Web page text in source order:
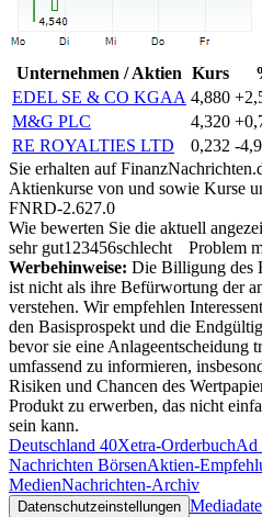
Unternehmen / Aktien Kurs
EDEL SE & CO KGAA 4,880
M&G PLC
4,320
RE ROYALTIES LTD
0,232 -
Sie erhalten auf
Aktienkurse von und sowie Kurse
FNRD-2.627.0
Wie bewerten Sie die aktuell
sehr gut1 23456schlecht
Problem
Werbehinweise: Die Billigung des
ist nicht als ihre Befürwortung der
verstehen. Wir empfehlen
den Basisprospekt und die
bevor sie eine Anlageentscheidung
umfassend zu informieren,
Risiken und Chancen des
Produkt zu erwerben, das nicht
sein kann.
Deutschland 40Xetra-OrderbuchAd
Nachrichten BörsenAktien-
MedienNachrichten-Archiv
Datenschutzeinstellungen